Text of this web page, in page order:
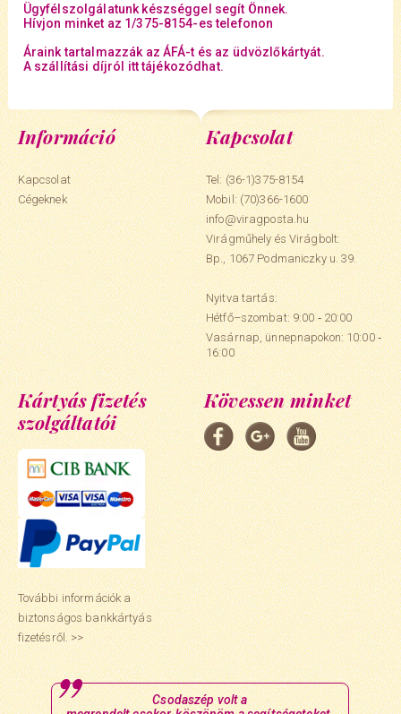
Ügyfélszolgálatunk készséggel segít Önnek.
Hívjon minket az 1/375-8154-es telefonon
Áraink tartalmazzák az ÁFÁ-t és az üdvözlőkártyát.
A szállítási díjról itt tájékozódhat.
Információ
Kapcsolat
Cégeknek
Kapcsolat
Tel: (36-1)375-8154
Mobil:(70)366-1600
info@viragposta.hu
Virágműhely és Virágbolt:
Bp., 1067 Podmaniczky u. 39.
Nyitva tartás:
Hétfő–szombat: 9:00 ‑ 20:00
Vasárnap, ünnepnapokon: 10:00 ‑
16:00
Kártyás fizetés
szolgáltatói
További információk a
biztonságos bankkártyás
fizetésről. >>
Kövessen minket
Csodaszép volt a